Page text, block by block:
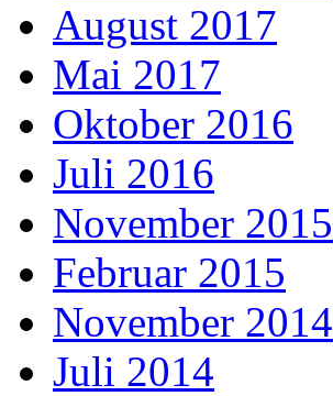
August 2017
Mai 2017
Oktober 2016
Juli 2016
November 2015
Februar 2015
November 2014
Juli 2014